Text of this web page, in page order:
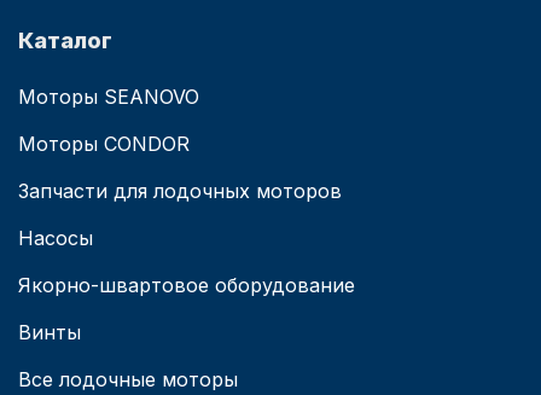
Каталог
Моторы SEANOVO
Моторы CONDOR
Запчасти для лодочных моторов
Насосы
Якорно-швартовое оборудование
Винты
Все лодочные моторы